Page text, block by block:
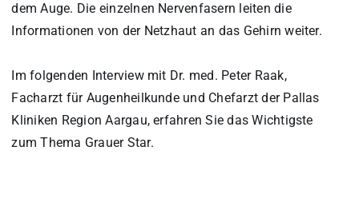
dem Auge. Die einzelnen Nervenfasern leiten die
Informationen von der Netzhaut an das Gehirn weiter.
Im folgenden Interview mit Dr. med. Peter Raak,
Facharzt für Augenheilkunde und Chefarzt der Pallas
Kliniken Region Aargau, erfahren Sie das Wichtigste
zum Thema Grauer Star.